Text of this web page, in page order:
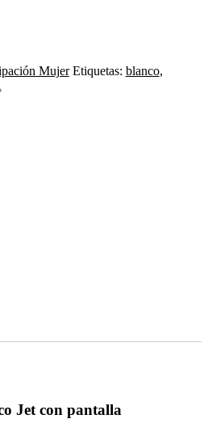
Mujer Etiquetas: blanco,
Jet con pantalla